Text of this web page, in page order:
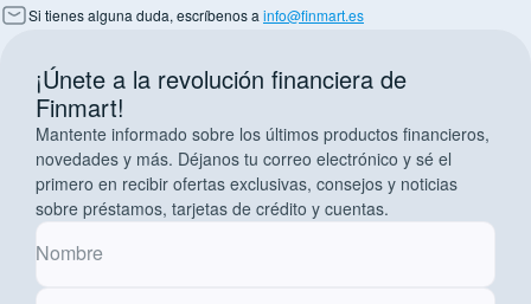
Si tienes alguna duda, escríbenos a info@finmart.es
¡Únete a la revolución financiera de
Finmart!
Mantente informado sobre los últimos productos financieros,
novedades y más. Déjanos tu correo electrónico y sé el
primero en recibir ofertas exclusivas, consejos y noticias
sobre préstamos, tarjetas de crédito y cuentas.
Nombre